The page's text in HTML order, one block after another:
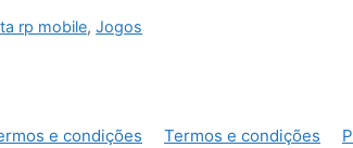
rp mobile,Jogos
e condições Termos e condições